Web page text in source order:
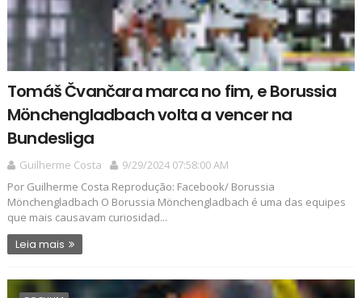
Tomáš Čvančara marca no fim, e Borussia
Mönchengladbach volta a vencer na
Bundesliga
Guilherme Costa
9/29/2024 07:58:00 AM
Por Guilherme Costa Reprodução: Facebook/ Borussia
Mönchengladbach O Borussia Mönchengladbach é uma das equipes
que mais causavam curiosidad...
Leia mais